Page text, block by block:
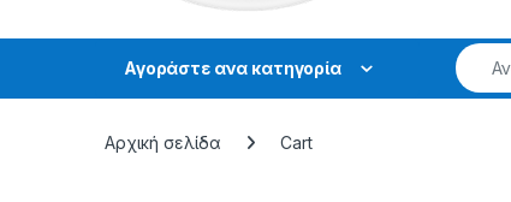
Αγοράστε ανα κατηγορία
Αρχική σελίδα Cart